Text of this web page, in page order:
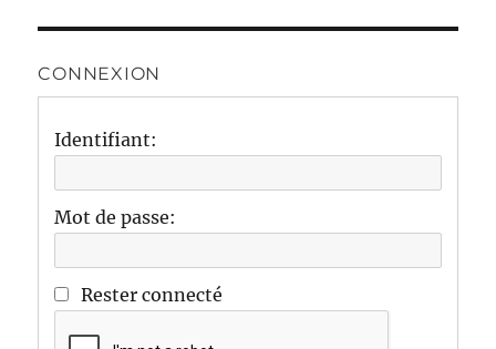
CONNEXION
Identifiant:
Mot de passe:
Rester connecté